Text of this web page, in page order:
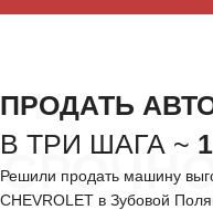
ПРОДАТЬ
В ТРИ ШАГА ~
Решили продать машину
CHEVROLET в Зубовой